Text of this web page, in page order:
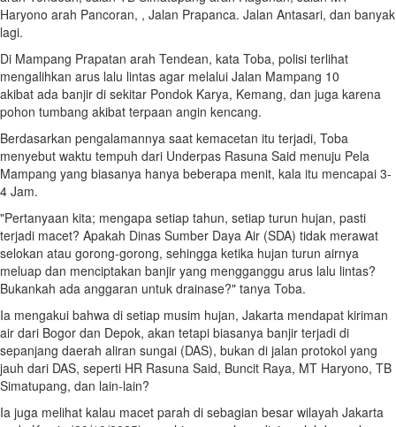
Haryono arah Pancoran, , Jalan Prapanca. Jalan Antasari, dan banyak
lagi.
Di Mampang Prapatan arah Tendean, kata Toba, polisi terlihat
mengalihkan arus lalu lintas agar melalui Jalan Mampang 10
akibat ada banjir di sekitar Pondok Karya, Kemang, dan juga karena
pohon tumbang akibat terpaan angin kencang.
Berdasarkan pengalamannya saat kemacetan itu terjadi, Toba
menyebut waktu tempuh dari Underpas Rasuna Said menuju Pela
Mampang yang biasanya hanya beberapa menit, kala itu mencapai 3-
4 Jam.
"Pertanyaan kita; mengapa setiap tahun, setiap turun hujan, pasti
terjadi macet? Apakah Dinas Sumber Daya Air (SDA) tidak merawat
selokan atau gorong-gorong, sehingga ketika hujan turun airnya
meluap dan menciptakan banjir yang mengganggu arus lalu lintas?
Bukankah ada anggaran untuk drainase?" tanya Toba.
Ia mengakui bahwa di setiap musim hujan, Jakarta mendapat kiriman
air dari Bogor dan Depok, akan tetapi biasanya banjir terjadi di
sepanjang daerah aliran sungai (DAS), bukan di jalan protokol yang
jauh dari DAS, seperti HR Rasuna Said, Buncit Raya, MT Haryono, TB
Simatupang, dan lain-lain?
Ia juga melihat kalau macet parah di sebagian besar wilayah Jakarta